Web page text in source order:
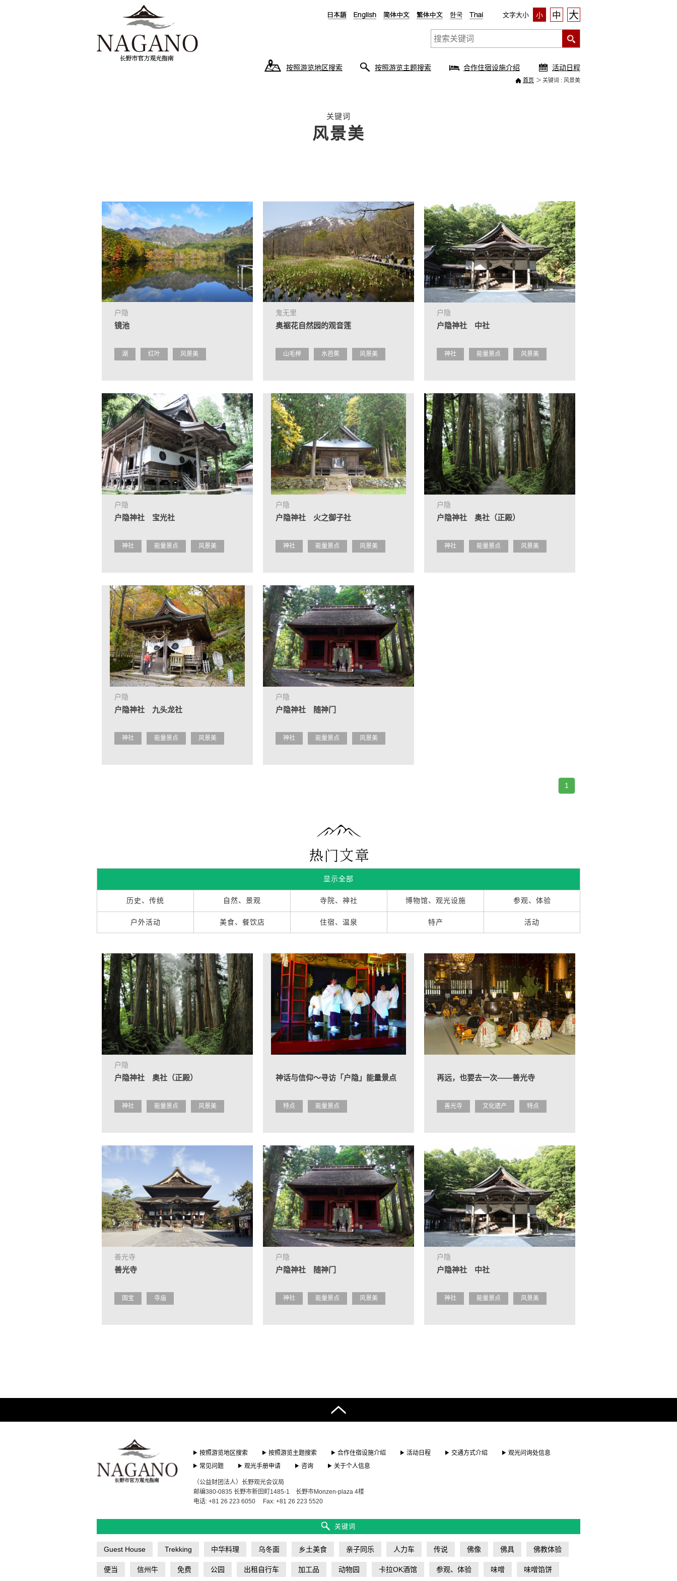
文字大小 小 中 大
按照游览地区搜索 按照游览主题搜索 合作住宿设施介绍 活动日程
首页 关键词 : 风景美
关键词
风景美
户隐
镜池
湖 红叶 风景美
鬼无里
奥裾花自然园的观音莲
山毛榉 水芭蕉 风景美
户隐
户隐神社 中社
神社 能量景点 风景美
户隐
户隐神社 宝光社
神社 能量景点 风景美
户隐
户隐神社 火之御子社
神社 能量景点 风景美
户隐
户隐神社 奥社（正殿）
神社 能量景点 风景美
户隐
户隐神社 九头龙社
神社 能量景点 风景美
户隐
户隐神社 随神门
神社 能量景点 风景美
1
显示全部
历史、传统 自然、景观 寺院、神社 博物馆、观光设施 参观、体验
户外活动 美食、餐饮店 住宿、温泉 特产 活动
户隐
户隐神社 奥社（正殿）
神社 能量景点 风景美
神话与信仰～寻访「户隐」能量景点
特点 能量景点
再远，也要去一次――善光寺
善光寺 文化遗产 特点
善光寺
善光寺
国宝 寺庙
户隐
户隐神社 随神门
神社 能量景点 风景美
户隐
户隐神社 中社
神社 能量景点 风景美
按照游览地区搜索 按照游览主题搜索 合作住宿设施介绍 活动日程 交通方式介绍
观光问询处信息
常见问题
观光手册申请 咨询 关于个人信息
（公益财团法人）长野观光会议局
邮编380-0835 长野市新田町1485-1 长野市Monzen-plaza 4楼
电话: +81 26 223 6050
Fax: +81 26 223 5520
关键词
Guest House Trekking 中华料理 乌冬面 乡土美食 亲子同乐 人力车 传说 佛像 佛具 佛教体验
便当 信州牛 免费 公园 出租自行车 加工品 动物园 卡拉OK酒馆 参观、体验 味噌 味噌馅饼